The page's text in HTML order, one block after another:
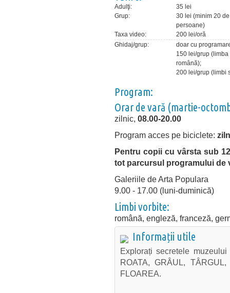
Adulţi:
35 lei
Grup:
30 lei (minim 20 de
persoane)
Taxa video:
200 lei/oră
Ghidaj/grup:
doar cu
150 lei/grup (limba
română);
200 lei/grup (limbi
Program:
Orar de vară (martie-
zilnic, 08.00-20.00
Program acces pe biciclete:
Pentru copii cu vârsta sub
tot parcursul programului de
Galeriile de Arta Populara
9.00 - 17.00 (luni-duminică)
Limbi vorbite:
română, engleză, franceză,
Informații utile
Explorați secretele
ROATA, GRÂUL,
FLOAREA.